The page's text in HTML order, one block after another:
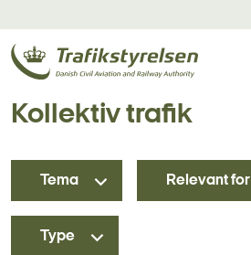
Kollektiv trafik
Tema Relevant for
Type